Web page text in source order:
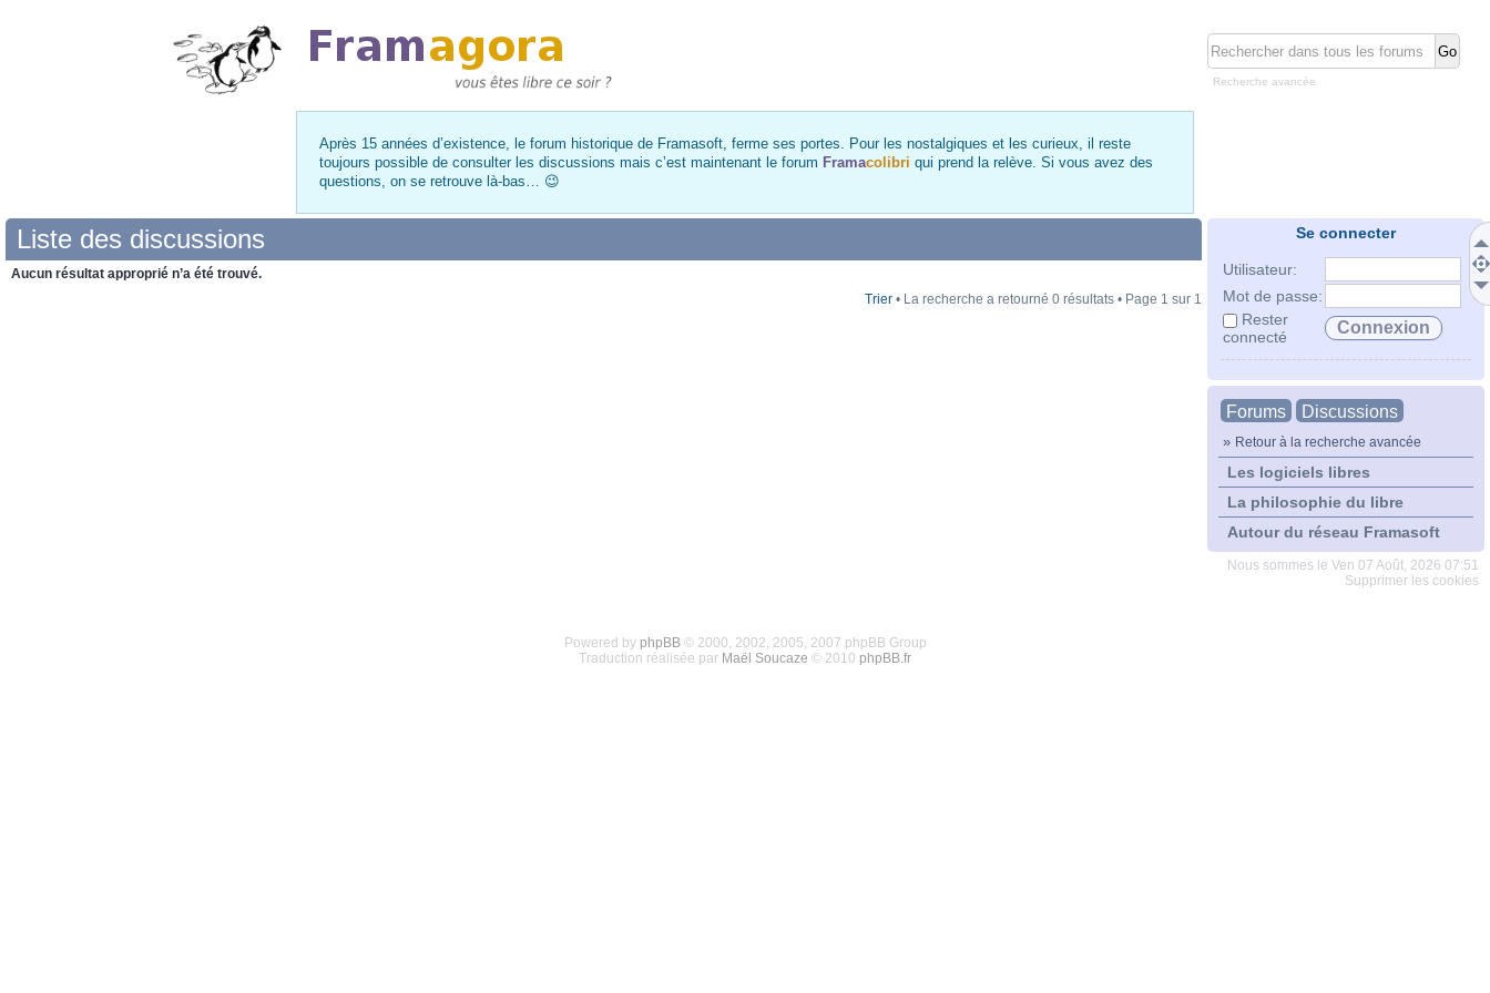
Recherche avancée
Après 15 années d’existence, le forum historique de Framasoft, ferme ses portes. Pour les nostalgiques et les curieux, il reste
toujours possible de consulter les discussions mais c’est maintenant le forum Framacolibri qui prend la relève. Si vous avez des
questions, on se retrouve là-bas… 😉
Se connecter
Utilisateur:
Mot de passe:
Rester
connecté
Forums Discussions
» Retour à la recherche avancée
Les logiciels libres
La philosophie du libre
Autour du réseau Framasoft
Nous sommes le Ven 07 Août, 2026 07:51
Supprimer les cookies
Liste des discussions
Aucun résultat approprié n’a été trouvé.
Trier • La recherche a retourné 0 résultats • Page 1 sur 1
Powered by phpBB© 2000, 2002, 2005, 2007 phpBB Group
Traduction réalisée par Maël Soucaze © 2010 phpBB.fr